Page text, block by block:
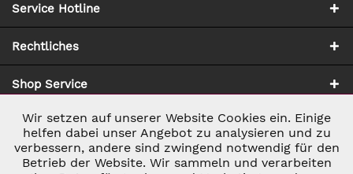
Service Hotline
Rechtliches
Shop Service
Zahlung & Versand
Notwendig Aktiv
Marketing Inaktiv
Wir setzen auf unserer Website Cookies ein. Einige
helfen dabei unser Angebot zu analysieren und zu
verbessern, andere sind zwingend notwendig für den
Betrieb der Website. Wir sammeln und verarbeiten